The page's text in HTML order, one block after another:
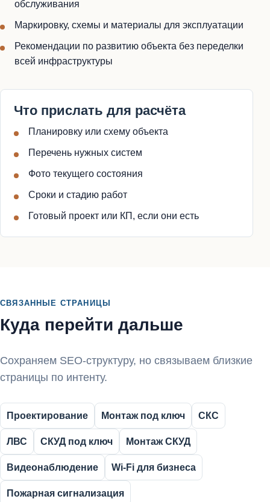
обслуживания
Маркировку, схемы и материалы для эксплуатации
Рекомендации по развитию объекта без переделки
всей инфраструктуры
Что прислать для расчёта
Планировку или схему объекта
Перечень нужных систем
Фото текущего состояния
Сроки и стадию работ
Готовый проект или КП, если они есть
СВЯЗАННЫЕ СТРАНИЦЫ
Куда перейти дальше
Сохраняем SEO-структуру, но связываем близкие
страницы по интенту.
Проектирование Монтаж под ключ СКС
ЛВС СКУД под ключ Монтаж СКУД
Видеонаблюдение Wi-Fi для бизнеса
Пожарная сигнализация